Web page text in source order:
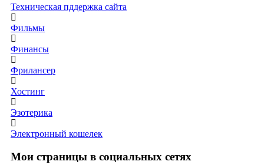
Техническая пддержка сайта
Фильмы
Финансы
Фрилансер
Хостинг
Эзотерика
Электронный кошелек
Мои страницы в социальных сетях